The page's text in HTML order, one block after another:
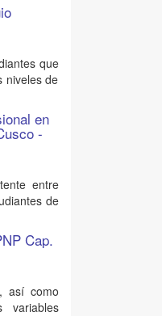
que
niveles de
en
-
entre
de
Cap.
así como
variables